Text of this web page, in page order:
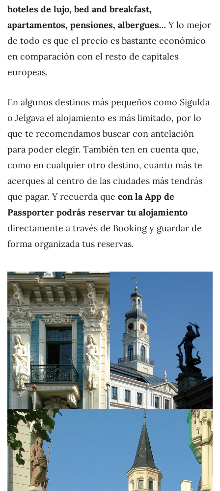
hoteles de lujo, bed and breakfast,
apartamentos, pensiones, albergues… Y lo mejor
de todo es que el precio es bastante económico
en comparación con el resto de capitales
europeas.
En algunos destinos más pequeños como Sigulda
o Jelgava el alojamiento es más limitado, por lo
que te recomendamos buscar con antelación
para poder elegir. También ten en cuenta que,
como en cualquier otro destino, cuanto más te
acerques al centro de las ciudades más tendrás
que pagar. Y recuerda que con la App de
Passporter podrás reservar tu alojamiento
directamente a través de Booking y guardar de
forma organizada tus reservas.